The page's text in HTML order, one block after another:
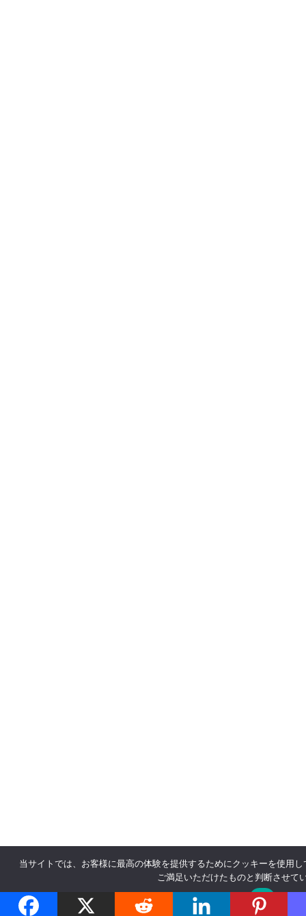
当サイトでは、お客様に最高の体験を提供するためにクッキーを使用
ご満足いただけたものと判断させて
OK